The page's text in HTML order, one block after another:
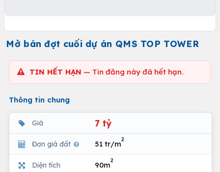
Mở bán đợt cuối dự án QMS TOP TOWER
TIN HẾT HẠN — Tin đăng này đã hết hạn.
Thông tin chung
Giá 7 tỷ
Đơn giá đất 51 tr/m
2
Diện tích 90m
2